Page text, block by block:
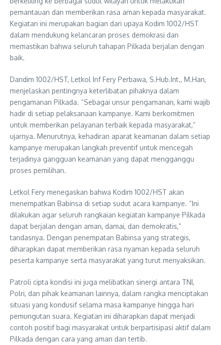
pemantauan dan memberikan rasa aman kepada masyarakat.
Kegiatan ini merupakan bagian dari upaya Kodim 1002/HST
dalam mendukung kelancaran proses demokrasi dan
memastikan bahwa seluruh tahapan Pilkada berjalan dengan
baik.
Dandim 1002/HST, Letkol Inf Fery Perbawa, S.Hub.Int., M.Han,
menjelaskan pentingnya keterlibatan pihaknya dalam
pengamanan Pilkada. “Sebagai unsur pengamanan, kami wajib
hadir di setiap pelaksanaan kampanye. Kami berkomitmen
untuk memberikan pelayanan terbaik kepada masyarakat,”
ujarnya. Menurutnya, kehadiran aparat keamanan dalam setiap
kampanye merupakan langkah preventif untuk mencegah
terjadinya gangguan keamanan yang dapat mengganggu
proses pemilihan.
Letkol Fery menegaskan bahwa Kodim 1002/HST akan
menempatkan Babinsa di setiap sudut acara kampanye. “Ini
dilakukan agar seluruh rangkaian kegiatan kampanye Pilkada
dapat berjalan dengan aman, damai, dan demokratis,”
tandasnya. Dengan penempatan Babinsa yang strategis,
diharapkan dapat memberikan rasa nyaman kepada seluruh
peserta kampanye serta masyarakat yang turut menyaksikan.
Patroli cipta kondisi ini juga melibatkan sinergi antara TNI,
Polri, dan pihak keamanan lainnya, dalam rangka menciptakan
situasi yang kondusif selama masa kampanye hingga hari
pemungutan suara. Kegiatan ini diharapkan dapat menjadi
contoh positif bagi masyarakat untuk berpartisipasi aktif dalam
Pilkada dengan cara yang aman dan tertib.